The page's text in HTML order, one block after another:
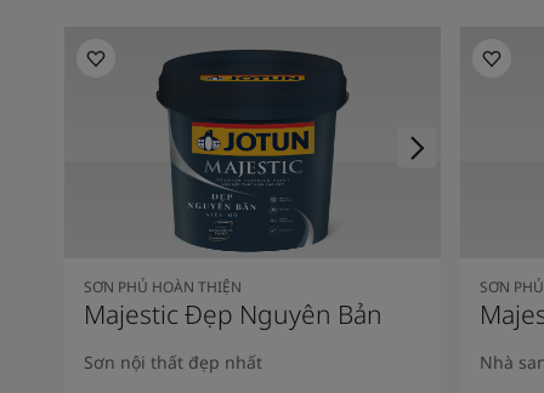
SƠN PHỦ HOÀN THIỆN
Majestic Đẹp Nguyên Bản
Sơn nội thất đẹp nhất
SƠN
Nhà